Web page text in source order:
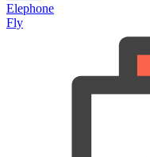
Elephone
Fly